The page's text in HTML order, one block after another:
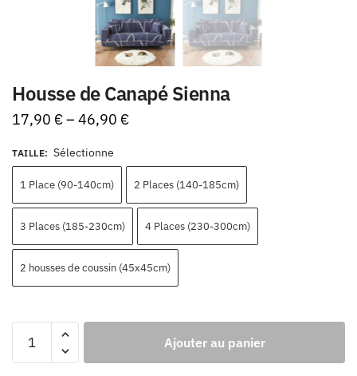
Housse de Canapé Sienna
17,90 €– 46,90 €
TAILLE: Sélectionne
1 Place (90-140cm) 2 Places (140-185cm)
3 Places (185-230cm) 4 Places (230-300cm)
2 housses de coussin (45x45cm)
Ajouter au panier